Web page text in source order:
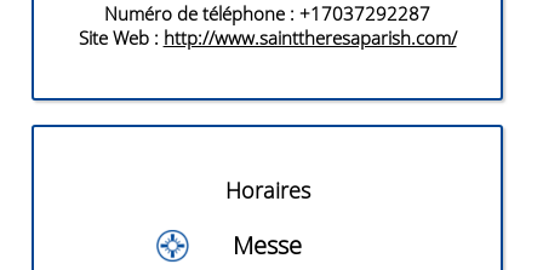
Numéro de téléphone : +17037292287
Site Web: http://www.sainttheresaparish.com/
Horaires
Messe